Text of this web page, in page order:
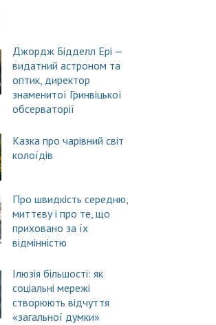
Джордж Бідделл Ері —
видатний астроном та
оптик, директор
знаменитої Гринвіцької
обсерваторії
Казка про чарівний світ
колоїдів
Про швидкість середню,
миттєву і про те, що
приховано за їх
відмінністю
Ілюзія більшості: як
соціальні мережі
створюють відчуття
«загальної думки»